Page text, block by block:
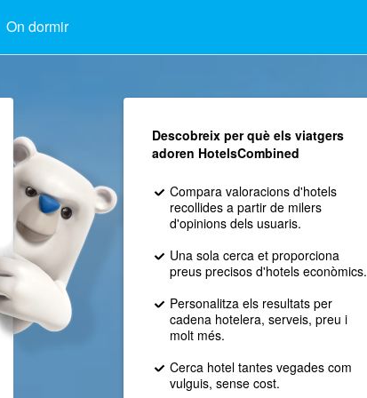
On dormir
Descobreix per què els viatgers
adoren HotelsCombined
Compara valoracions d'hotels
recollides a partir de milers
d'opinions dels usuaris.
Una sola cerca et proporciona
preus precisos d'hotels econòmics.
Personalitza els resultats per
cadena hotelera, serveis, preu i
molt més.
Cerca hotel tantes vegades com
vulguis, sense cost.